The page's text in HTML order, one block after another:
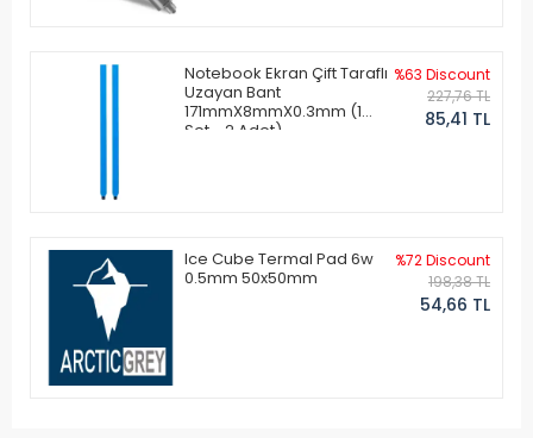
Notebook Ekran Çift Taraflı
Uzayan Bant
171mmX8mmX0.3mm (1
Set - 2 Adet)
%63 Discount
227,76 TL
85,41 TL
Ice Cube Termal Pad 6w
0.5mm 50x50mm
%72 Discount
198,38 TL
54,66 TL